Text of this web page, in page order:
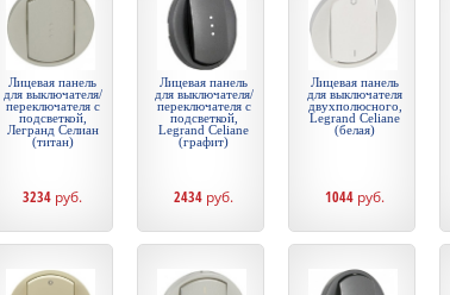
Лицевая панель
для выключателя/
переключателя с
подсветкой,
Легранд Селиан
(титан)
3234 руб.
Лицевая панель
для выключателя/
переключателя с
подсветкой,
Legrand Celiane
(графит)
2434 руб.
Лицевая панель
для выключателя
двухполюсного,
Legrand Celiane
(белая)
1044 руб.